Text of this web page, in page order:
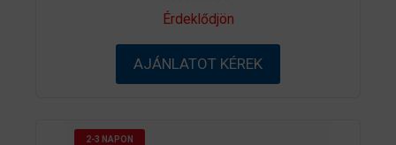
0
a
-
ő
Érdeklődjön
AJÁNLATOT KÉREK
2-3 NAPON